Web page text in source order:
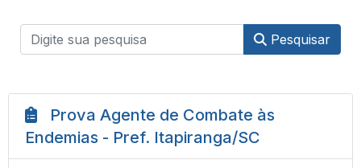
Pesquisar
Prova Agente de Combate às
Endemias - Pref. Itapiranga/SC